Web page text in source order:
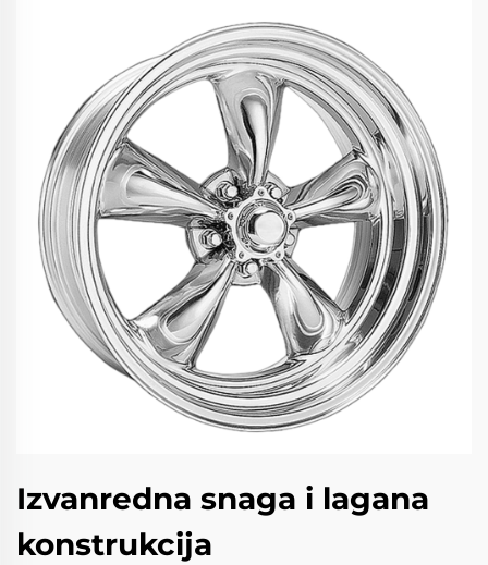
Izvanredna snaga i lagana
konstrukcija